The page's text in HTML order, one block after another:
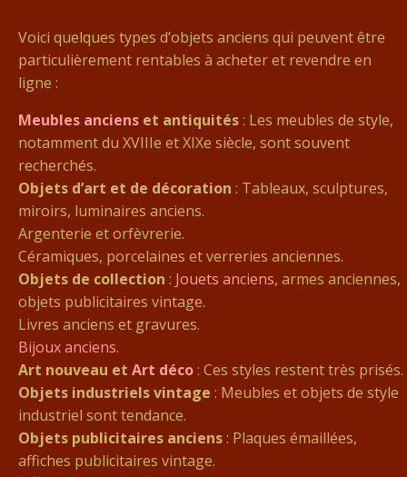
Voici quelques types d’objets anciens qui peuvent être
particulièrement rentables à acheter et revendre en
ligne :
Meubles anciens et antiquités: Les meubles de style,
notamment du XVIIIe et XIXe siècle, sont souvent
recherchés.
Objets d’art et de décoration : Tableaux, sculptures,
miroirs, luminaires anciens.
Argenterie et orfèvrerie.
Céramiques, porcelaines et verreries anciennes.
Objets de collection : Jouets anciens, armes anciennes,
objets publicitaires vintage.
Livres anciens et gravures.
Bijoux anciens.
Art nouveau et Art déco: Ces styles restent très prisés.
Objets industriels vintage : Meubles et objets de style
industriel sont tendance.
Objets publicitaires anciens: Plaques émaillées,
affiches publicitaires vintage.